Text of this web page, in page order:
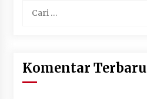
untuk:
Komentar Terbaru